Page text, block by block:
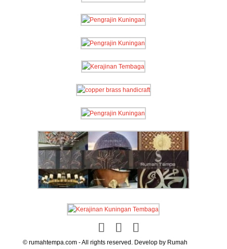
© rumahtempa.com - All rights reserved. Develop by Rumah